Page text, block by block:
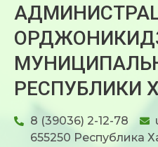
РЕСПУБЛИКИ
8 (39036) 2-12-78
655250 Республика